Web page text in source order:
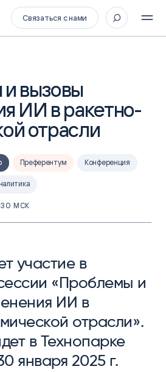
Связаться с нами
вызовы
ИИ в ракетно-
отрасли
Преферентум Конференция
МСК
участие в
«Проблемы и
ИИ в
отрасли».
в Технопарке
января 2025 г.